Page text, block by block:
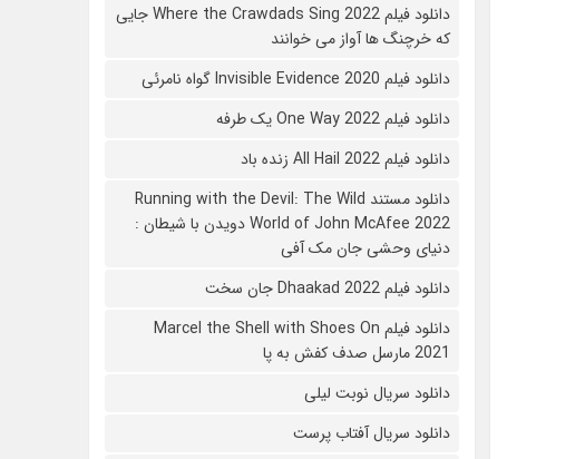
دانلود فیلم Where the Crawdads Sing 2022 جایی
که خرچنگ ها آواز می خوانند
دانلود فیلم 2020 Invisible Evidence گواه نامرئی
دانلود فیلم One Way 2022 یک طرفه
دانلود فیلم All Hail 2022 زنده باد
دانلود مستند Running with the Devil: The Wild
World of John McAfee 2022 دویدن با شیطان :
دنیای وحشی جان مک آفی
دانلود فیلم Dhaakad 2022 جان سخت
دانلود فیلم Marcel the Shell with Shoes On
2021 مارسل صدف کفش به پا
دانلود سریال نوبت لیلی
دانلود سریال آفتاب پرست